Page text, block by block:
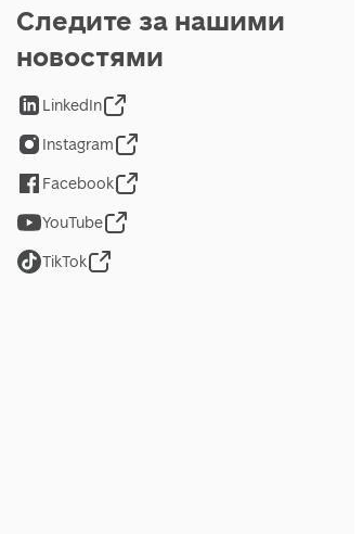
Следите за нашими
новостями
LinkedIn
Instagram
Facebook
YouTube
TikTok